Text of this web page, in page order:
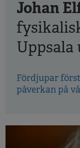
Johan
Fördjupar
påverkan på